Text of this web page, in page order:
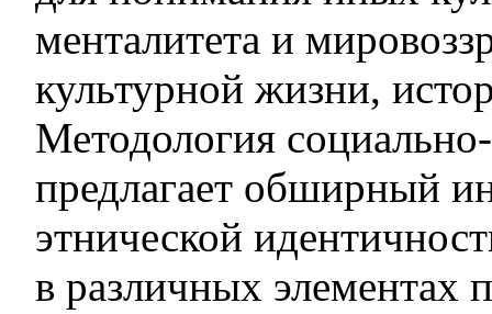
менталитета и
культурной жизни,
Методология
предлагает обширный
этнической
в различных элементах